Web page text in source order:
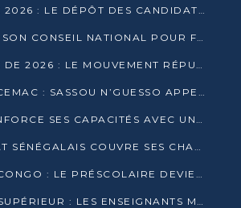
PRÉSIDENTIELLE 2026 : LE DÉPÔT DES CANDIDATURES OUVERT DU 29 JANVIER AU 12 FÉVRIER
L’UPADS RÉUNIT SON CONSEIL NATIONAL POUR FIXER SA LIGNE POLITIQUE À DEUX MOIS DE LA PRÉSIDENTIELLE
PRÉSIDENTIELLE DE 2026 : LE MOUVEMENT RÉPUBLICAIN DÉNONCE UNE CONVOCATION ÉLECTORALE « OPAQUE ET PRÉCIPITÉE »
SOMMET DE LA CEMAC : SASSOU N’GUESSO APPELLE À LA VIGILANCE FACE AUX RISQUES ÉCONOMIQUES
AGL CONGO RENFORCE SES CAPACITÉS AVEC UNE GRUE DE 250 TONNES
CAN 2025 : L’ÉTAT SÉNÉGALAIS COUVRE SES CHAMPIONS D’AFRIQUE DE RÉCOMPENSES EXCEPTIONNELLES
ÉDUCATION AU CONGO : LE PRÉSCOLAIRE DEVIENT OBLIGATOIRE, LE BTS CONSACRÉ DIPLÔME D’ÉTAT
ENSEIGNEMENT SUPÉRIEUR : LES ENSEIGNANTS MAINTIENNENT LA GRÈVE ET EXIGENT UN ACCORD ÉCRIT AVEC L’ÉTAT